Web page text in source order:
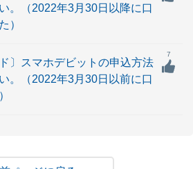
。（2022年3月30日以降に口
）
〕スマホデビットの申込方法
。（2022年3月30日以前に口
7